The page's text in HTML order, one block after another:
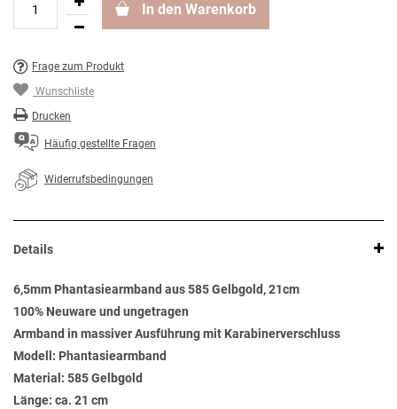
In den Warenkorb
Frage zum Produkt
Wunschliste
Drucken
Häufig gestellte Fragen
Widerrufsbedingungen
Details
6,5mm Phantasiearmband aus 585 Gelbgold, 21cm
100% Neuware und ungetragen
Armband in massiver Ausführung mit Karabinerverschluss
Modell: Phantasiearmband
Material: 585 Gelbgold
Länge: ca. 21 cm